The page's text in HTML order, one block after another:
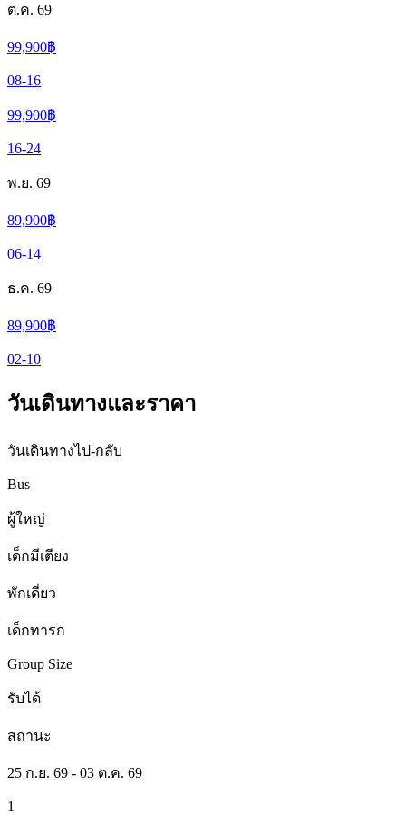
ต.ค. 69
99,900฿
08-16
99,900฿
16-24
พ.ย. 69
89,900฿
06-14
ธ.ค. 69
89,900฿
02-10
วันเดินทางและราคา
วันเดินทางไป-กลับ
Bus
ผู้ใหญ่
เด็กมีเตียง
พักเดี่ยว
เด็กทารก
Group Size
รับได้
สถานะ
25 ก.ย. 69 - 03 ต.ค. 69
1